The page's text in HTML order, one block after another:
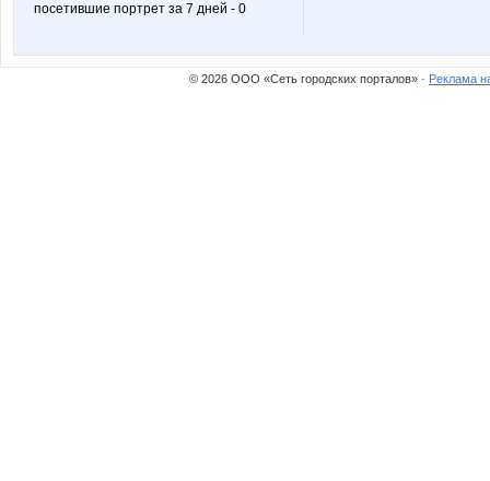
посетившие портрет за 7 дней - 0
© 2026 ООО «Сеть городских порталов» · Реклама